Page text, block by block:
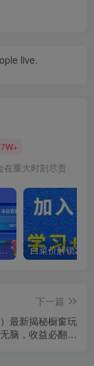
live.
在重大时刻尽责
全网VIP课程 无损下载~
下一篇
）最新揭秘橱窗玩
脑，收益必翻，